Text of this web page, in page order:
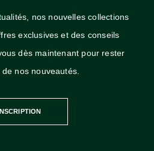
nos nouvelles collections
exclusives et des conseils
dès maintenant pour rester
nos nouveautés.
INSCRIPTION